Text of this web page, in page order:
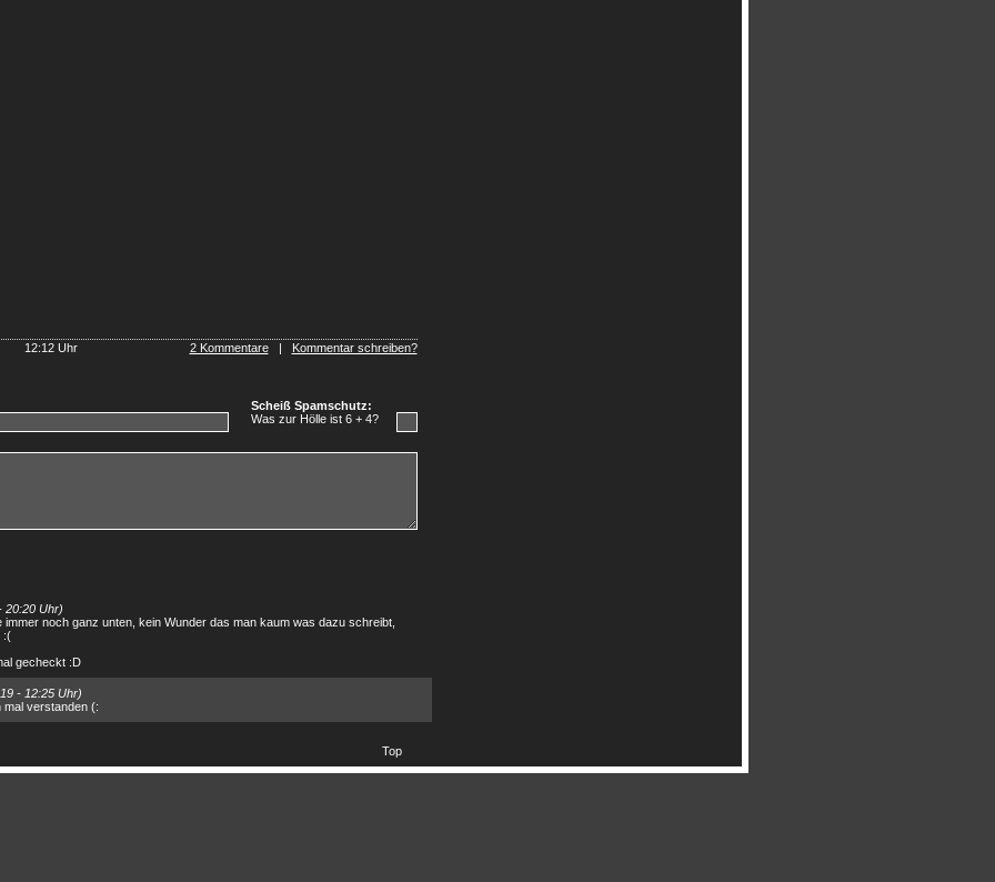
2 Kommentare| Kommentar schreiben?
12:12 Uhr
Scheiß Spamschutz:
Was zur Hölle ist 6 + 4?
20:20 Uhr)
immer noch ganz unten, kein Wunder das man kaum was dazu schreibt,
:(
gecheckt :D
- 12:25 Uhr)
mal verstanden (:
Top